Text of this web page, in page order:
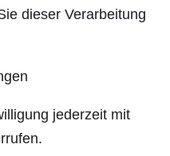
dieser Verarbeitung
jederzeit mit